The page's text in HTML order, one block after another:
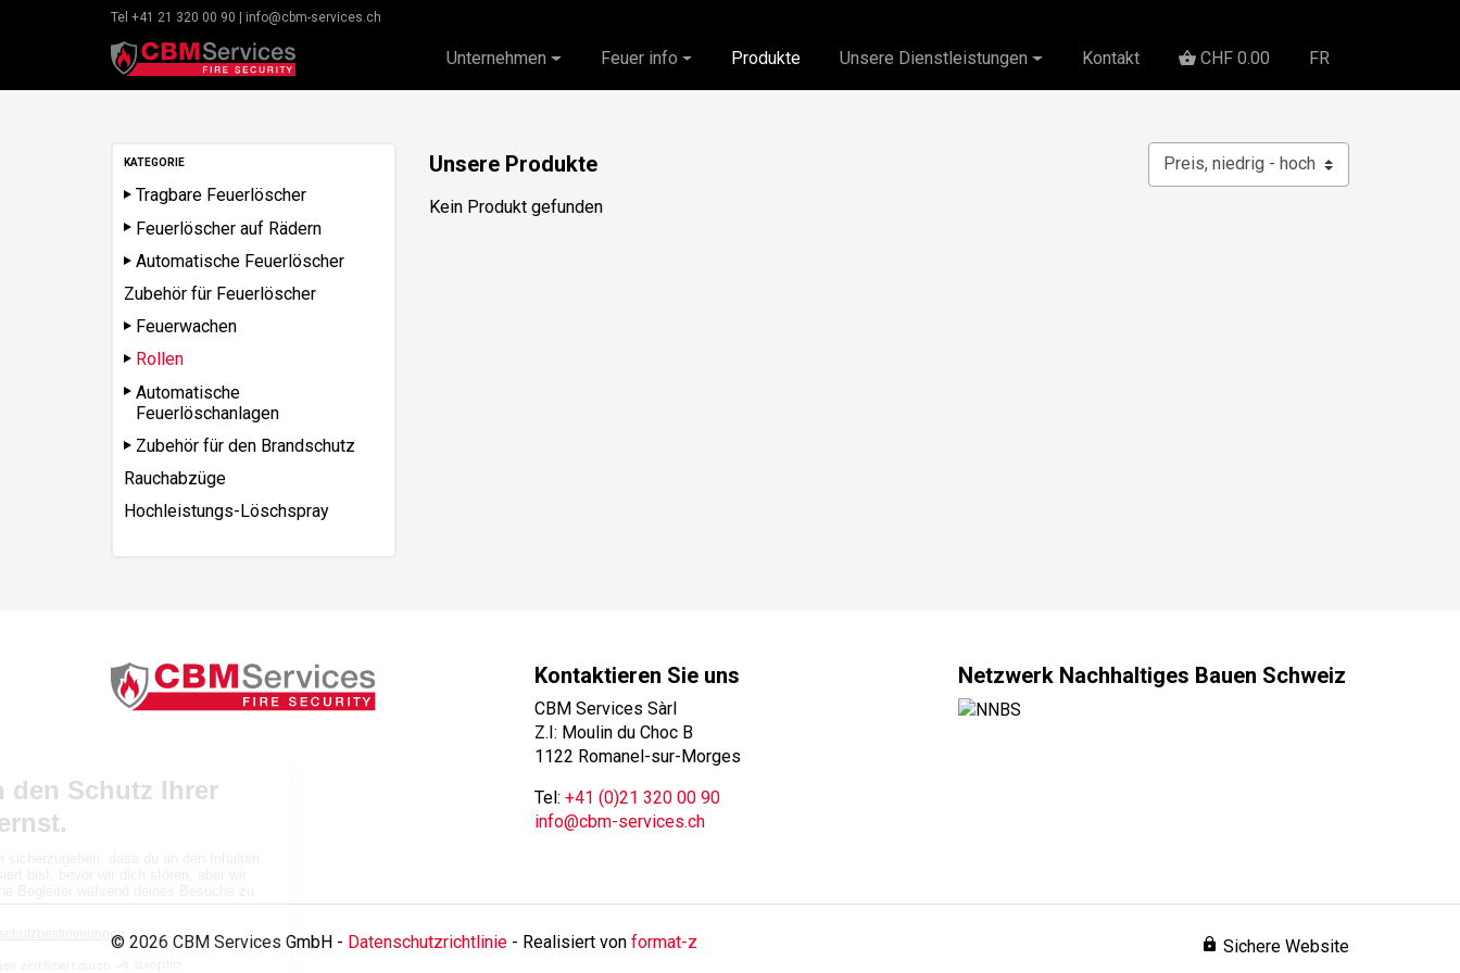
Tel +41 21 320 00 90 | info@cbm-services.ch
Unternehmen Feuer info Produkte Unsere Dienstleistungen Kontakt CHF 0.00 FR
KATEGORIE
Tragbare Feuerlöscher
Feuerlöscher auf Rädern
Automatische Feuerlöscher
Zubehör für Feuerlöscher
Feuerwachen
Rollen
Automatische
Feuerlöschanlagen
Zubehör für den Brandschutz
Rauchabzüge
Hochleistungs-Löschspray
Unsere Produkte
Kein Produkt gefunden
Kontaktieren Sie uns
CBM Services Sàrl
Z.I: Moulin du Choc B
1122 Romanel-sur-Morges
Tel: +41 (0)21 320 00 90
info@cbm-services.ch
Netzwerk Nachhaltiges Bauen Schweiz
lock Sichere Website
© 2026 CBM Services GmbH - Datenschutzrichtlinie - Realisiert von format-z